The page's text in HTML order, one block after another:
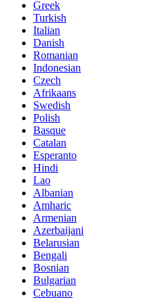
Greek
Turkish
Italian
Danish
Romanian
Indonesian
Czech
Afrikaans
Swedish
Polish
Basque
Catalan
Esperanto
Hindi
Lao
Albanian
Amharic
Armenian
Azerbaijani
Belarusian
Bengali
Bosnian
Bulgarian
Cebuano